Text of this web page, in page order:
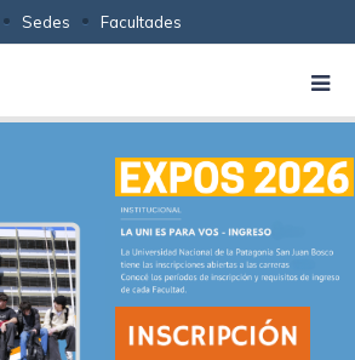
Sedes Facultades